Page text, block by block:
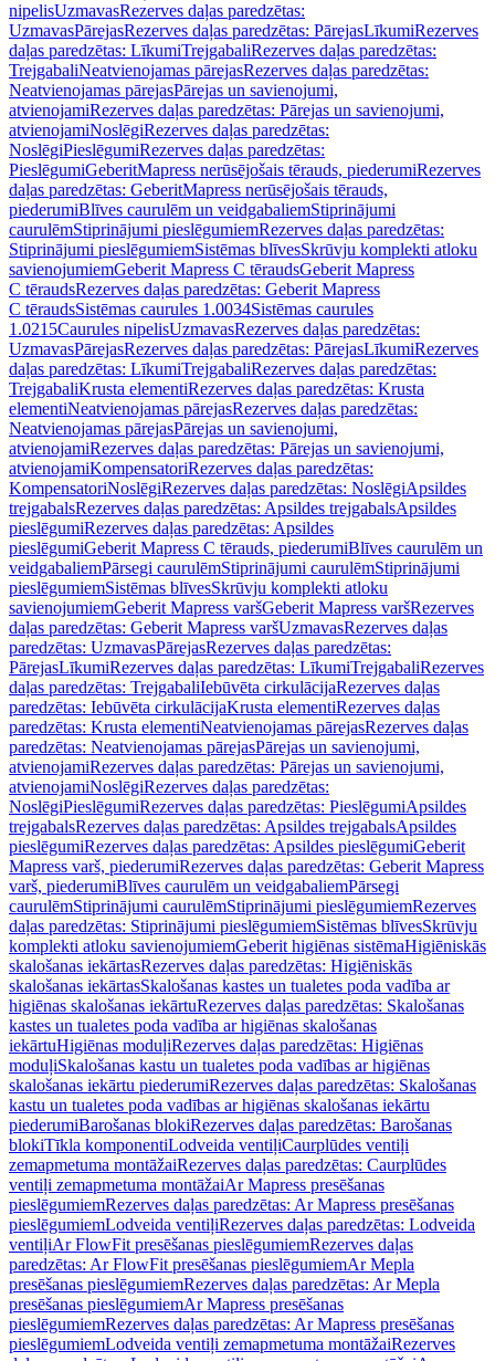
nipelisUzmavasRezerves daļas paredzētas:
UzmavasPārejasRezerves daļas paredzētas: PārejasLīkumiRezerves
daļas paredzētas: LīkumiTrejgabaliRezerves daļas paredzētas:
TrejgabaliNeatvienojamas pārejasRezerves daļas paredzētas:
Neatvienojamas pārejasPārejas un savienojumi,
atvienojamiRezerves daļas paredzētas: Pārejas un savienojumi,
atvienojamiNoslēgiRezerves daļas paredzētas:
NoslēgiPieslēgumiRezerves daļas paredzētas:
PieslēgumiGeberitMapress nerūsējošais tērauds, piederumiRezerves
daļas paredzētas: GeberitMapress nerūsējošais tērauds,
piederumiBlīves caurulēm un veidgabaliemStiprinājumi
caurulēmStiprinājumi pieslēgumiemRezerves daļas paredzētas:
Stiprinājumi pieslēgumiemSistēmas blīvesSkrūvju komplekti atloku
savienojumiemGeberit Mapress C tēraudsGeberit Mapress
C tēraudsRezerves daļas paredzētas: Geberit Mapress
C tēraudsSistēmas caurules 1.0034Sistēmas caurules
1.0215Caurules nipelisUzmavasRezerves daļas paredzētas:
UzmavasPārejasRezerves daļas paredzētas: PārejasLīkumiRezerves
daļas paredzētas: LīkumiTrejgabaliRezerves daļas paredzētas:
TrejgabaliKrusta elementiRezerves daļas paredzētas: Krusta
elementiNeatvienojamas pārejasRezerves daļas paredzētas:
Neatvienojamas pārejasPārejas un savienojumi,
atvienojamiRezerves daļas paredzētas: Pārejas un savienojumi,
atvienojamiKompensatoriRezerves daļas paredzētas:
KompensatoriNoslēgiRezerves daļas paredzētas: NoslēgiApsildes
trejgabalsRezerves daļas paredzētas: Apsildes trejgabalsApsildes
pieslēgumiRezerves daļas paredzētas: Apsildes
pieslēgumiGeberit Mapress C tērauds, piederumiBlīves caurulēm un
veidgabaliemPārsegi caurulēmStiprinājumi caurulēmStiprinājumi
pieslēgumiemSistēmas blīvesSkrūvju komplekti atloku
savienojumiemGeberit Mapress varšGeberit Mapress varšRezerves
daļas paredzētas: Geberit Mapress varšUzmavasRezerves daļas
paredzētas: UzmavasPārejasRezerves daļas paredzētas:
PārejasLīkumiRezerves daļas paredzētas: LīkumiTrejgabaliRezerves
daļas paredzētas: TrejgabaliIebūvēta cirkulācijaRezerves daļas
paredzētas: Iebūvēta cirkulācijaKrusta elementiRezerves daļas
paredzētas: Krusta elementiNeatvienojamas pārejasRezerves daļas
paredzētas: Neatvienojamas pārejasPārejas un savienojumi,
atvienojamiRezerves daļas paredzētas: Pārejas un savienojumi,
atvienojamiNoslēgiRezerves daļas paredzētas:
NoslēgiPieslēgumiRezerves daļas paredzētas: PieslēgumiApsildes
trejgabalsRezerves daļas paredzētas: Apsildes trejgabalsApsildes
pieslēgumiRezerves daļas paredzētas: Apsildes pieslēgumiGeberit
Mapress varš, piederumiRezerves daļas paredzētas: Geberit Mapress
varš, piederumiBlīves caurulēm un veidgabaliemPārsegi
caurulēmStiprinājumi caurulēmStiprinājumi pieslēgumiemRezerves
daļas paredzētas: Stiprinājumi pieslēgumiemSistēmas blīvesSkrūvju
komplekti atloku savienojumiemGeberit higiēnas sistēmaHigiēniskās
skalošanas iekārtasRezerves daļas paredzētas: Higiēniskās
skalošanas iekārtasSkalošanas kastes un tualetes poda vadība ar
higiēnas skalošanas iekārtuRezerves daļas paredzētas: Skalošanas
kastes un tualetes poda vadība ar higiēnas skalošanas
iekārtuHigiēnas moduļiRezerves daļas paredzētas: Higiēnas
moduļiSkalošanas kastu un tualetes poda vadības ar higiēnas
skalošanas iekārtu piederumiRezerves daļas paredzētas: Skalošanas
kastu un tualetes poda vadības ar higiēnas skalošanas iekārtu
piederumiBarošanas blokiRezerves daļas paredzētas: Barošanas
blokiTīkla komponentiLodveida ventiļiCaurplūdes ventiļi
zemapmetuma montāžaiRezerves daļas paredzētas: Caurplūdes
ventiļi zemapmetuma montāžaiAr Mapress presēšanas
pieslēgumiemRezerves daļas paredzētas: Ar Mapress presēšanas
pieslēgumiemLodveida ventiļiRezerves daļas paredzētas: Lodveida
ventiļiAr FlowFit presēšanas pieslēgumiemRezerves daļas
paredzētas: Ar FlowFit presēšanas pieslēgumiemAr Mepla
presēšanas pieslēgumiemRezerves daļas paredzētas: Ar Mepla
presēšanas pieslēgumiemAr Mapress presēšanas
pieslēgumiemRezerves daļas paredzētas: Ar Mapress presēšanas
pieslēgumiemLodveida ventiļi zemapmetuma montāžaiRezerves